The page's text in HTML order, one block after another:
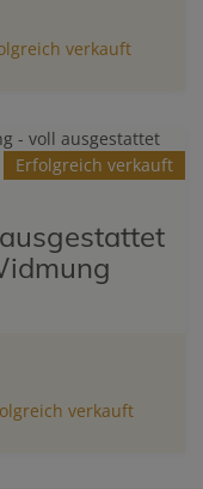
verkauft
Erfolgreich verkauft
verkauft